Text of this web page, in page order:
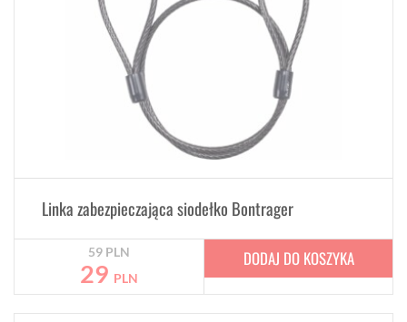
Linka zabezpieczająca siodełko Bontrager
59 PLN
29 PLN
DODAJ DO KOSZYKA